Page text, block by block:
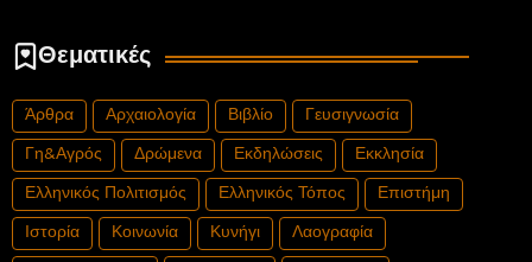
Θεματικές
Άρθρα Αρχαιολογία Βιβλίο Γευσιγνωσία
Γη&Αγρός Δρώμενα Εκδηλώσεις Εκκλησία
Ελληνικός Πολιτισμός Ελληνικός Τόπος Επιστήμη
Ιστορία Κοινωνία Κυνήγι Λαογραφία